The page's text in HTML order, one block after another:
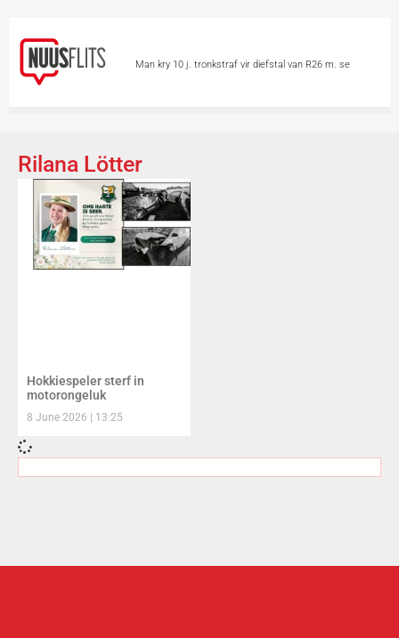
Man kry 10 j. tronkstraf vir diefstal van R26 m. se
minstens 6 lewens
Katdag
wiele?
Rilana Lötter
Hokkiespeler sterf in
motorongeluk
8 June 2026 13:25